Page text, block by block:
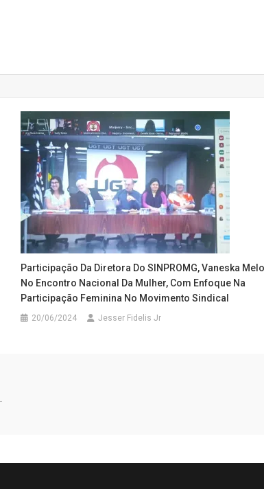
Participação Da Diretora Do SINPROMG, Vaneska
No Encontro Nacional Da Mulher, Com Enfoque Na
Participação Feminina No Movimento Sindical
20/06/2024 Jesser Fidelis Jr